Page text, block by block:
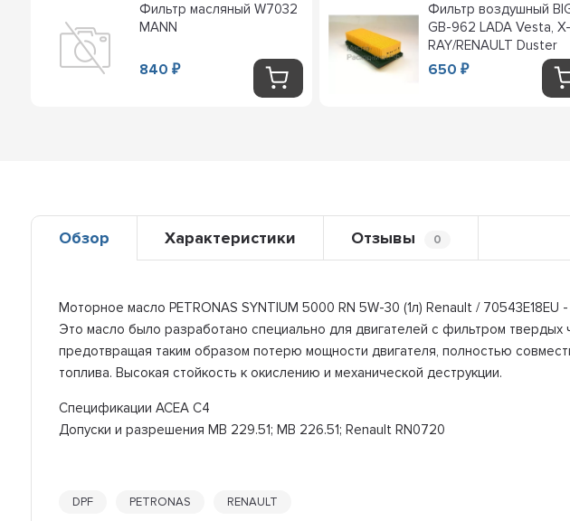
Фильтр масляный W7032
MANN
840₽
Фильтр воздушный
GB-962 LADA Vesta, X-
RAY/RENAULT Duster
650₽
Обзор Характеристики Отзывы 0
Моторное масло PETRONAS SYNTIUM 5000 RN 5W-30 (1л) Renault /
Это масло было разработано специально для двигателей с фильтром
предотвращая таким образом потерю мощности двигателя, полностью
топлива. Высокая стойкость к окислению и механической деструкции.
Спецификации ACEA C4
Допуски и разрешения MB 229.51; MB 226.51; Renault RN0720
DPF PETRONAS RENAULT